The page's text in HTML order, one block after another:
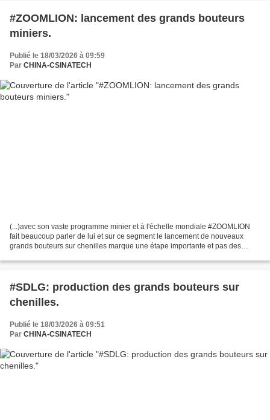
#ZOOMLION: lancement des grands bouteurs
miniers.
Publié le 18/03/2026 à 09:59
Par CHINA-CSINATECH
(...)avec son vaste programme minier et à l'échelle mondiale #ZOOMLION
fait beaucoup parler de lui et sur ce segment le lancement de nouveaux
grands bouteurs sur chenilles marque une étape importante et pas des
#SDLG: production des grands bouteurs sur
chenilles.
Publié le 18/03/2026 à 09:51
Par CHINA-CSINATECH